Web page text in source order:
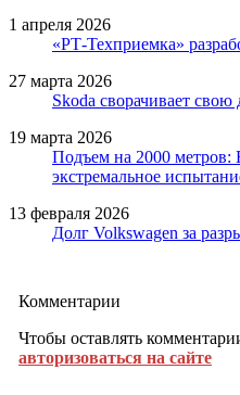
1 апреля 2026
«РТ-Техприемка»
27 марта 2026
Skoda сворачивает свою
19 марта 2026
Подъем на 2000
экстремальное
13 февраля 2026
Долг Volkswagen за
Комментарии
Чтобы оставлять
авторизоваться на сайте